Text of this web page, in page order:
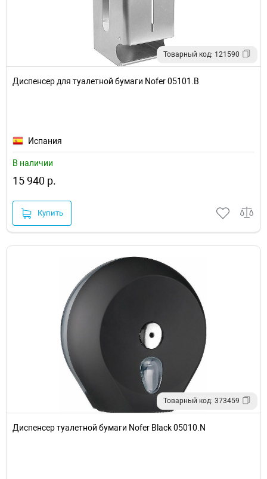
Товарный код: 121590
Диспенсер для туалетной бумаги Nofer 05101.B
Испания
В наличии
15 940 р.
Купить
Товарный код: 373459
Диспенсер туалетной бумаги Nofer Black 05010.N